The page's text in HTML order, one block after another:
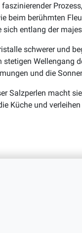
beim berühmten
entlang der
schwerer und
stetigen
und die
Salzperlen macht
Küche und